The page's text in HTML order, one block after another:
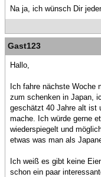
Na ja, ich wünsch Dir
Gast123
Hallo,
Ich fahre nächste Woche
zum schenken in Japan,
geschätzt 40 Jahre alt ist
mache. Ich würde gerne
wiederspiegelt und
etwas was man als
Ich weiß es gibt keine
schon ein paar